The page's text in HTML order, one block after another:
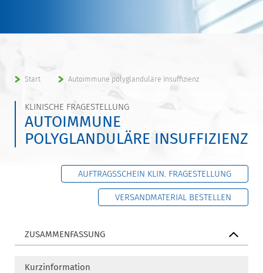
Start Autoimmune polyglanduläre Insuffizienz
KLINISCHE FRAGESTELLUNG
AUTOIMMUNE
POLYGLANDULÄRE INSUFFIZIENZ
AUFTRAGSSCHEIN KLIN. FRAGESTELLUNG
VERSANDMATERIAL BESTELLEN
ZUSAMMENFASSUNG
Kurzinformation